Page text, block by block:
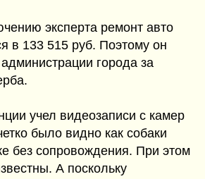
эксперта ремонт авто
в 133 515 руб. Поэтому он
города за
учел видеозаписи с камер
было видно как собаки
без сопровождения. При этом
А поскольку